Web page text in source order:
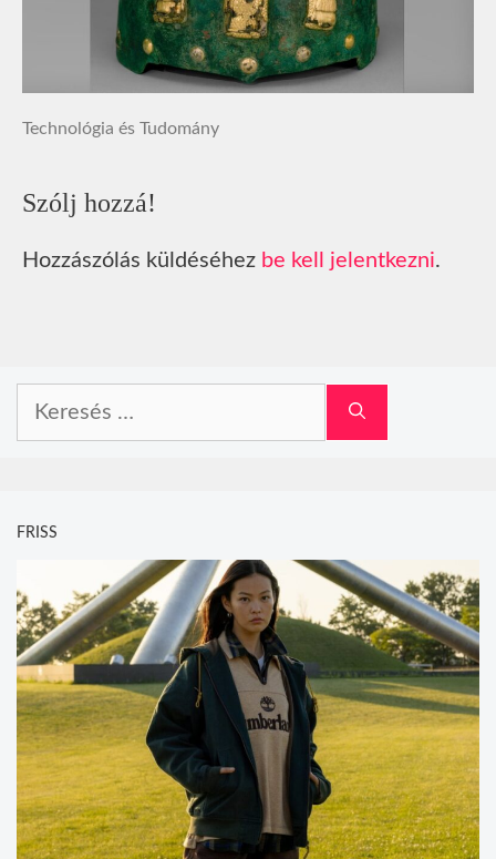
Technológia és Tudomány
Szólj hozzá!
Hozzászólás küldéséhez be kell jelentkezni.
FRISS